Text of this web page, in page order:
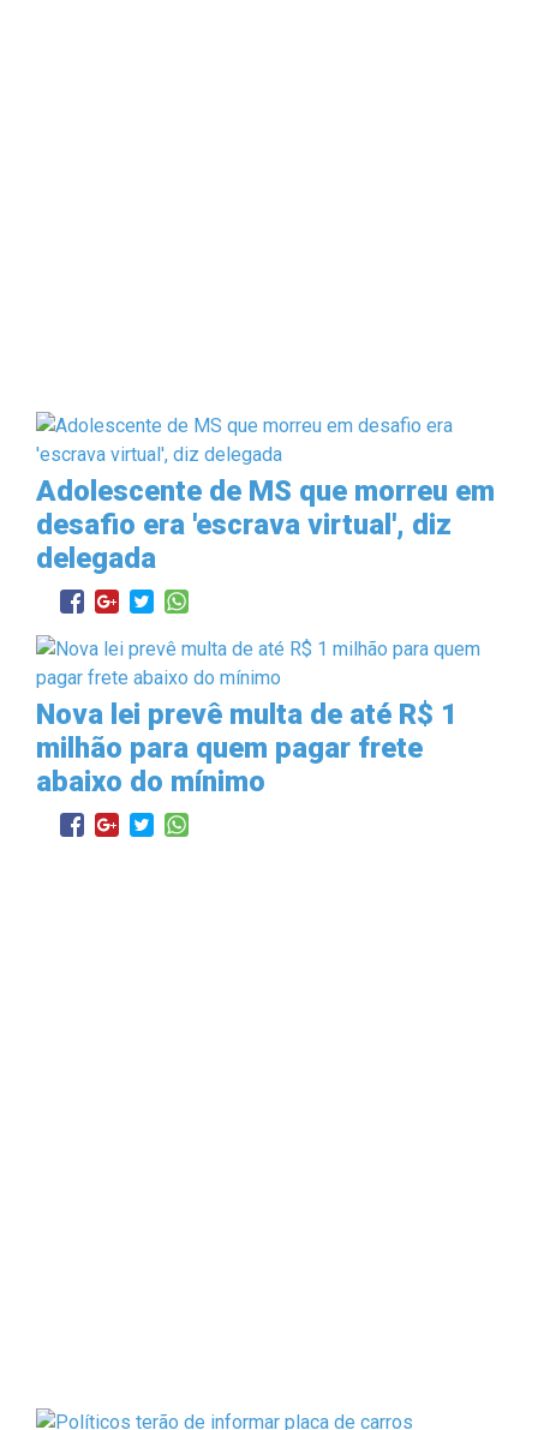
Adolescente de MS que morreu em
desafio era 'escrava virtual', diz
delegada
Nova lei prevê multa de até R$ 1
milhão para quem pagar frete
abaixo do mínimo